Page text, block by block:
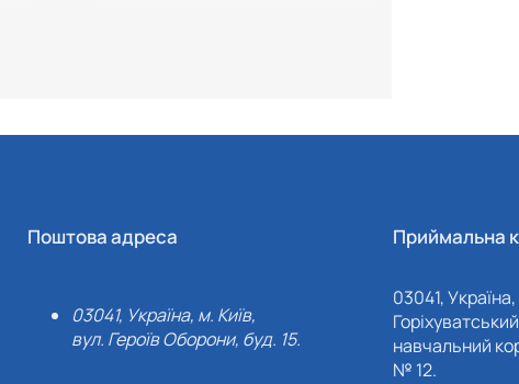
Поштова адреса
03041, Україна, м. Київ,
вул. Героїв Оборони, буд. 15.
Приймальна
03041,
навчальний
№ 12.